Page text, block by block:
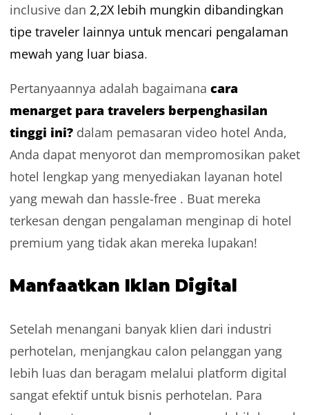
inclusive dan 2,2X lebih mungkin dibandingkan
tipe traveler lainnya untuk mencari pengalaman
mewah yang luar biasa.
Pertanyaannya adalah bagaimana cara
menarget para travelers berpenghasilan
tinggi ini?dalam pemasaran video hotel Anda,
Anda dapat menyorot dan mempromosikan paket
hotel lengkap yang menyediakan layanan hotel
yang mewah dan hassle-free . Buat mereka
terkesan dengan pengalaman menginap di hotel
premium yang tidak akan mereka lupakan!
Manfaatkan Iklan Digital
Setelah menangani banyak klien dari industri
perhotelan, menjangkau calon pelanggan yang
lebih luas dan beragam melalui platform digital
sangat efektif untuk bisnis perhotelan. Para